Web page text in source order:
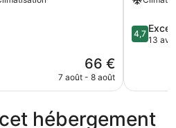
Le
nouveau
66 €
66 €
7 août - 8 août
Puerto
4.7
sur
4,7
13 avis
hébergement